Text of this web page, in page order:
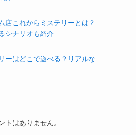
店これからミステリーとは？
シナリオも紹介
ーはどこで遊べる？リアルな
トはありません。